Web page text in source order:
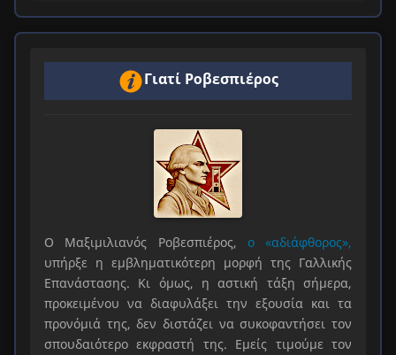
Γιατί Ροβεσπιέρος
Ο Μαξιμιλιανός Ροβεσπιέρος, ο «αδιάφθορος»,
υπήρξε η εμβληματικότερη μορφή της Γαλλικής
Επανάστασης. Κι όμως, η αστική τάξη σήμερα,
προκειμένου να διαφυλάξει την εξουσία και τα
προνόμιά της, δεν διστάζει να συκοφαντήσει τον
σπουδαιότερο εκφραστή της. Εμείς τιμούμε τον